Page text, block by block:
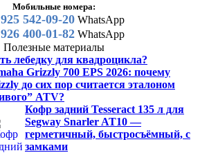
Мобильные номера:
542-09-20WhatsApp
400-01-82WhatsApp
Полезные материалы
лебедку для квадроцикла?
Grizzly 700 EPS 2026: почему
до сих пор считается эталоном
ATV?
Кофр задний Tesseract 135 л для
Segway Snarler AT10 —
герметичный, быстросъёмный, с
замками